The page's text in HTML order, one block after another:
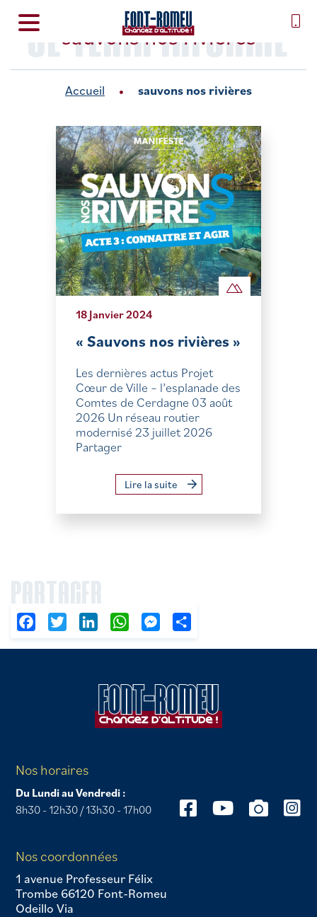
SE TENIR INFORMÉ
sauvons nos rivières
Accueil sauvons nos rivières
18 Janvier 2024
« Sauvons nos rivières »
Les dernières actus Projet
Cœur de Ville – l’esplanade des
Comtes de Cerdagne 03 août
2026 Un réseau routier
modernisé 23 juillet 2026
Partager
Lire la suite
PARTAGER
FacebookTwitter LinkedIn WhatsAppMessenger
Nos horaires
Du Lundi au Vendredi :
8h30 - 12h30 / 13h30 - 17h00
Nos coordonnées
1 avenue Professeur Félix
Trombe 66120 Font-Romeu
Odeillo Via